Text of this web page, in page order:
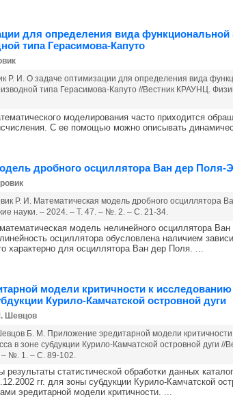
для определения вида функциональной
типа Герасимова-Капуто
Р. И. О задаче оптимизации для определения вида
типа Герасимова-Капуто //Вестник КРАУНЦ.
моделирования часто приходится
С ее помощью можно описывать
дробного осциллятора Ван дер Поля-
Р. И. Математическая модель дробного осциллятора
науки. – 2024. – Т. 47. – №. 2. – С. 21-34.
модель нелинейного осциллятора
осциллятора обусловлена наличием
характерно для осциллятора Ван дер Поля. ...
модели критичности к исследованию
Курило-Камчатской островной дуги
Шевцов
Б. М. Приложение эредитарной модели критичности
в зоне субдукции Курило-Камчатской островной дуги
– №. 1. – С. 89-102.
результаты статистической обработки данных
гг. для зоны субдукции Курило-Камчатской
эредитарной модели критичности. ...